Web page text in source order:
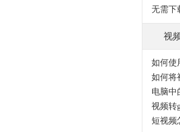
无需下
视
如何使
如何将
视频转
短视频